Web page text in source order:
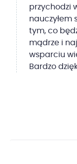
przychodzi
nauczyłem
tym, co
mądrze i
wsparciu
Bardzo